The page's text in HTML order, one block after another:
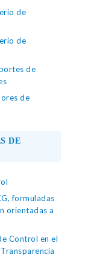
de
de
de
de
DE
formuladas
orientadas a
Control en el